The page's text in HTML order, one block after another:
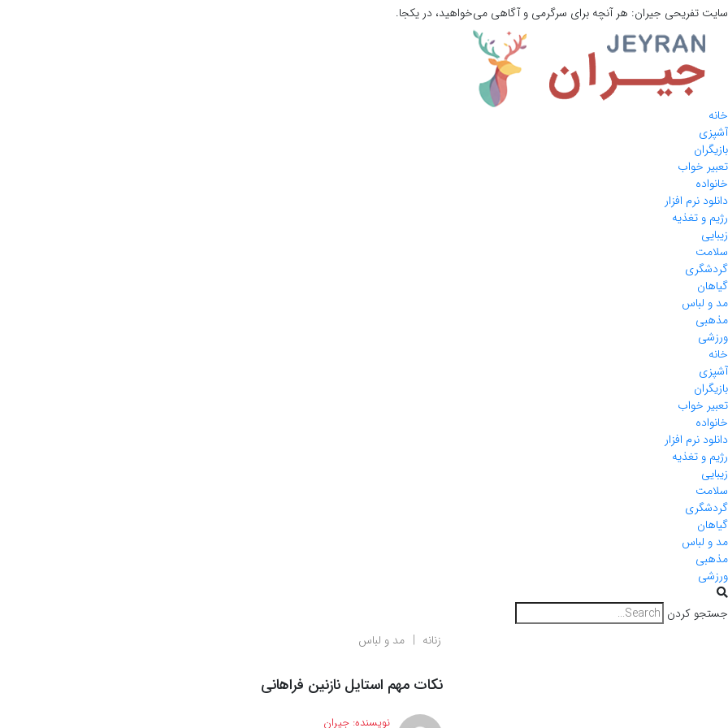
سایت تفریحی جیران: هر آنچه برای سرگرمی و آگاهی می‌خواهید، در یکجا.
خانه
آشپزی
بازیگران
تعبیر خواب
خانواده
دانلود نرم افزار
رژیم و تغذیه
زیبایی
سلامت
گردشگری
گیاهان
مد و لباس
مذهبی
ورزشی
خانه
آشپزی
بازیگران
تعبیر خواب
خانواده
دانلود نرم افزار
رژیم و تغذیه
زیبایی
سلامت
گردشگری
گیاهان
مد و لباس
مذهبی
ورزشی
جستجو کردن
زنانه
مد و لباس
نکات مهم استایل نازنین فراهانی
نویسنده: جیران